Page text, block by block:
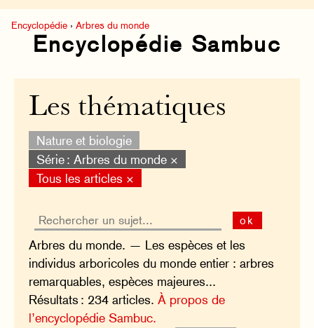
Encyclopédie › Arbres du monde
Encyclopédie Sambuc
Les thématiques
Nature et biologie
Série : Arbres du monde ×
Tous les articles ×
ok
Arbres du monde. — Les espèces et les
individus arboricoles du monde entier : arbres
remarquables, espèces majeures...
Résultats : 234 articles.À propos de
l’encyclopédie Sambuc.